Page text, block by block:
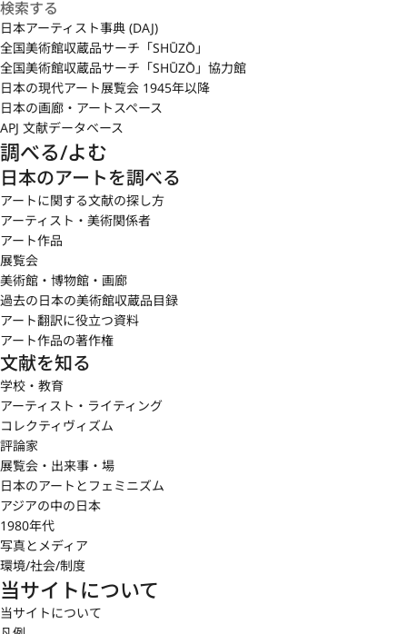
日本アーティスト事典 (DAJ)
全国美術館収蔵品サーチ「SHŪZŌ」
全国美術館収蔵品サーチ「SHŪZŌ」協力館
日本の現代アート展覧会 1945年以降
日本の画廊・アートスペース
APJ 文献データベース
調べる/よむ
日本のアートを調べる
アートに関する文献の探し方
アーティスト・美術関係者
アート作品
展覧会
美術館・博物館・画廊
過去の日本の美術館収蔵品目録
アート翻訳に役立つ資料
アート作品の著作権
文献を知る
学校・教育
アーティスト・ライティング
コレクティヴィズム
評論家
展覧会・出来事・場
日本のアートとフェミニズム
アジアの中の日本
1980年代
写真とメディア
環境/社会/制度
当サイトについて
当サイトについて